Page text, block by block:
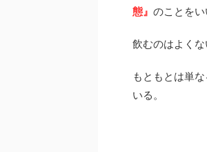
態』 のことをい
飲むのはよく
もともとは単
いる。